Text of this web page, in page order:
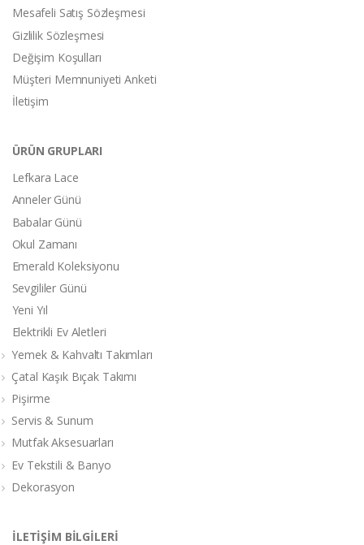
Mesafeli Satış Sözleşmesi
Gizlilik Sözleşmesi
Değişim Koşulları
Müşteri Memnuniyeti Anketi
İletişim
ÜRÜN GRUPLARI
Lefkara Lace
Anneler Günü
Babalar Günü
Okul Zamanı
Emerald Koleksiyonu
Sevgililer Günü
Yeni Yıl
Elektrikli Ev Aletleri
Yemek & Kahvaltı Takımları
Çatal Kaşık Bıçak Takımı
Pişirme
Servis & Sunum
Mutfak Aksesuarları
Ev Tekstili & Banyo
Dekorasyon
İLETİŞİM BİLGİLERİ